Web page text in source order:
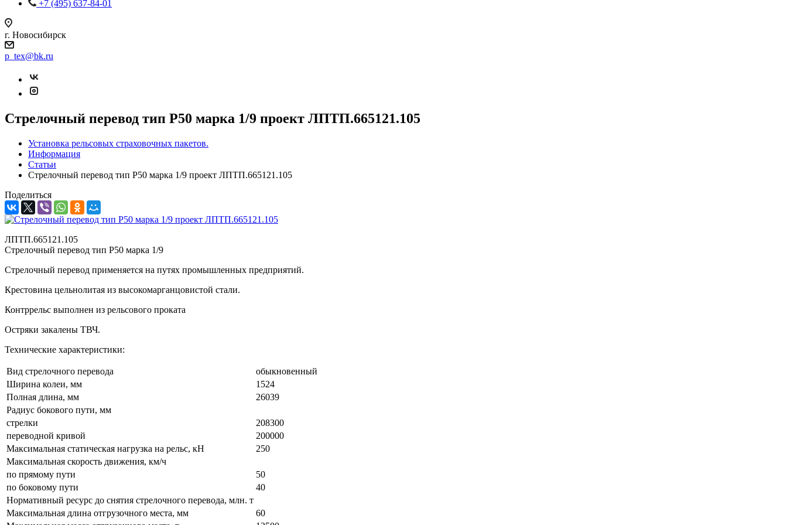
+7 (495) 637-84-01
г. Новосибирск
p_tex@bk.ru
Стрелочный перевод тип Р50 марка 1/9 проект ЛПТП.665121.105
Установка рельсовых страховочных пакетов.
Информация
Статьи
Стрелочный перевод тип Р50 марка 1/9 проект ЛПТП.665121.105
Поделиться
ЛПТП.665121.105
Стрелочный перевод тип Р50 марка 1/9
Стрелочный перевод применяется на путях промышленных предприятий.
Крестовина цельнолитая из высокомарганцовистой стали.
Контррельс выполнен из рельсового проката
Остряки закалены ТВЧ.
Технические характеристики:
Вид стрелочного перевода
обыкновенный
Ширина колеи, мм
1524
Полная длина, мм
26039
Радиус бокового пути, мм
стрелки
208300
переводной кривой
200000
Максимальная статическая нагрузка на рельс, кН
250
Максимальная скорость движения, км/ч
по прямому пути
50
по боковому пути
40
Нормативный ресурс до снятия стрелочного перевода, млн. т
Максимальная длина отгрузочного места, мм
60